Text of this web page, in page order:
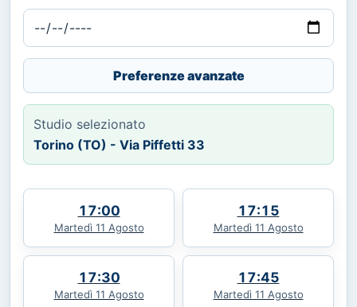
Preferenze avanzate
Studio selezionato
Torino (TO) - Via Piffetti 33
17:00
Martedì 11 Agosto
17:15
Martedì 11 Agosto
17:30
Martedì 11 Agosto
17:45
Martedì 11 Agosto